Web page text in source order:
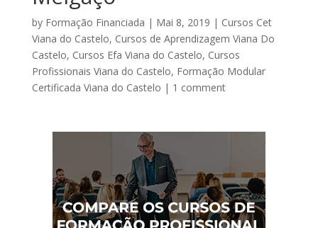
by Formação Financiada | Mai 8, 2019 | Cursos Cet
Viana do Castelo, Cursos de Aprendizagem Viana Do
Castelo, Cursos Efa Viana do Castelo, Cursos
Profissionais Viana do Castelo, Formação Modular
Certificada Viana do Castelo | 1 comment